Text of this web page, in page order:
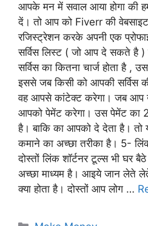
आपके मन में सवाल आया होगा की
दें। तो आप को Fiverr की
रजिस्ट्रेशन करके अपनी एक
सर्विस लिस्ट ( जो आप दे सकते है
सर्विस का कितना चार्ज होता है ,
इससे जब किसी को आपकी सर्विस
वह आपसे कांटेक्ट करेगा। जब आप
आपको पेमेंट करेगा। उस पेमेंट का
है। बाकि का आपको दे देता है। तो
कमाने का अच्छा तरीका है। 5-
दोस्तों लिंक शॉर्टनर टूल्स भी घर
अच्छा माध्यम है। आइये जान लेते
क्या होता है। दोस्तों आप लोग …